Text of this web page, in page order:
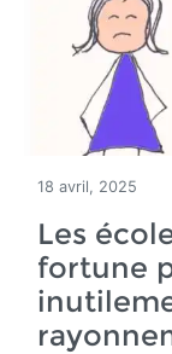
18 avril, 2025
Les
fortune